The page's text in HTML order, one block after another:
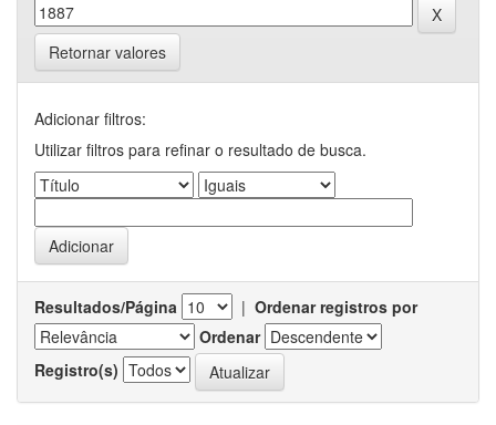
Retornar valores
Adicionar filtros:
Utilizar filtros para refinar o resultado de busca.
Resultados/Página | Ordenar registros por
Ordenar
Registro(s)